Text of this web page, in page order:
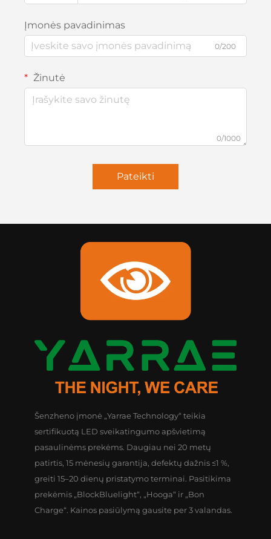
Įmonės pavadinimas
0/200
Žinutė
0/1000
Pateikti
Šenzheno įmonė „Yarrae Technology“ teikia
sertifikuotą LED sveikatingumo apšvietimą
pasaulinėms prekėms. Daugiau nei 20 metų
patirtis, 15 mėnesių garantija, defektų dažnis ≤1 %,
greiti 15–20 dienų pristatymo terminai. Pasitikima
prekėmis „BlockBluelight“, „Hooga“ ir „Bon
Charge“. Kainos pasiūlymą gausite per 3 valandas.